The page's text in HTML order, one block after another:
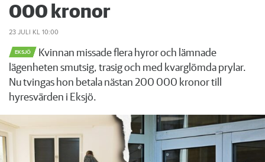
000 kronor
23 JULI KL 10:00
EKSJÖ
Kvinnan missade flera hyror och lämnade
lägenheten smutsig, trasig och med kvarglömda prylar.
Nu tvingas hon betala nästan 200 000 kronor till
hyresvärden i Eksjö.